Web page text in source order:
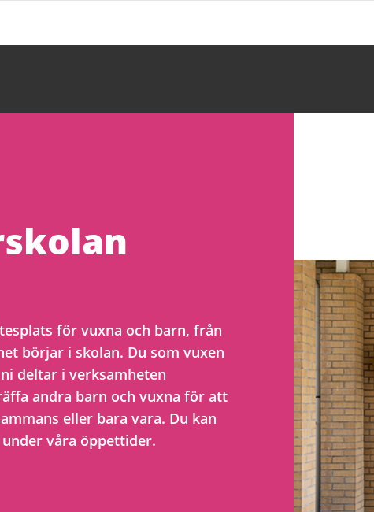
för vuxna och barn, från
börjar i skolan. Du som vuxen
deltar i verksamheten
andra barn och vuxna för att
eller bara vara. Du kan
våra öppettider.